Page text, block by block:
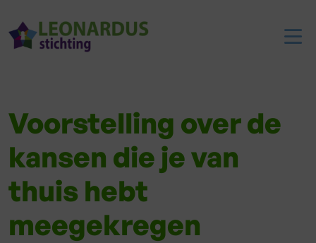
Voorstelling over de
kansen die je van
thuis hebt
meegekregen